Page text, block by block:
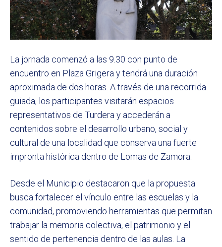
La jornada comenzó a las 9.30 con punto de
encuentro en Plaza Grigera y tendrá una duración
aproximada de dos horas. A través de una recorrida
guiada, los participantes visitarán espacios
representativos de Turdera y accederán a
contenidos sobre el desarrollo urbano, social y
cultural de una localidad que conserva una fuerte
impronta histórica dentro de Lomas de Zamora.
Desde el Municipio destacaron que la propuesta
busca fortalecer el vínculo entre las escuelas y la
comunidad, promoviendo herramientas que permitan
trabajar la memoria colectiva, el patrimonio y el
sentido de pertenencia dentro de las aulas. La